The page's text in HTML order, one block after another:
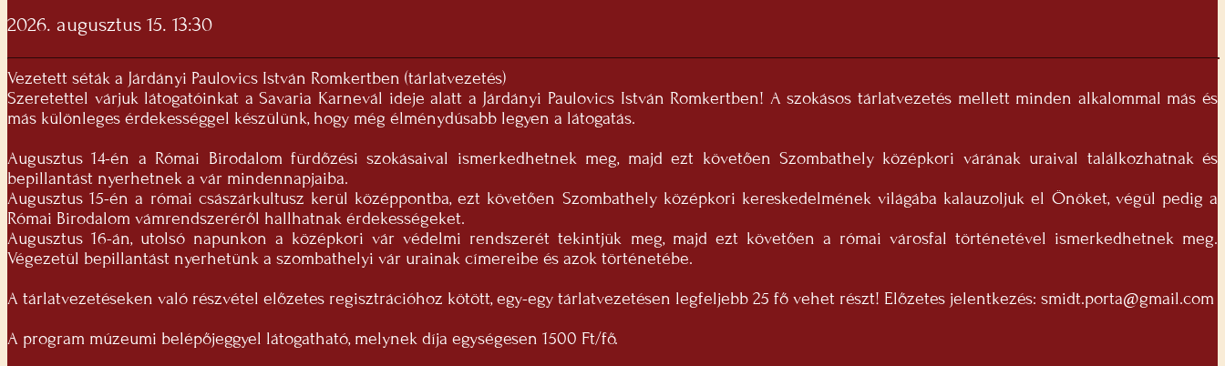
2026. augusztus 15. 13:30
Vezetett séták a Járdányi Paulovics István Romkertben (tárlatvezetés)
Szeretettel várjuk látogatóinkat a Savaria Karnevál ideje alatt a Járdányi Paulovics István Romkertben! A szokásos tárlatvezetés mellett minden alkalommal más és
más különleges érdekességgel készülünk, hogy még élménydúsabb legyen a látogatás.
Augusztus 14-én a Római Birodalom fürdőzési szokásaival ismerkedhetnek meg, majd ezt követően Szombathely középkori várának uraival találkozhatnak és
bepillantást nyerhetnek a vár mindennapjaiba.
Augusztus 15-én a római császárkultusz kerül középpontba, ezt követően Szombathely középkori kereskedelmének világába kalauzoljuk el Önöket, végül pedig a
Római Birodalom vámrendszeréről hallhatnak érdekességeket.
Augusztus 16-án, utolsó napunkon a középkori vár védelmi rendszerét tekintjük meg, majd ezt követően a római városfal történetével ismerkedhetnek meg.
Végezetül bepillantást nyerhetünk a szombathelyi vár urainak címereibe és azok történetébe.
A tárlatvezetéseken való részvétel előzetes regisztrációhoz kötött, egy-egy tárlatvezetésen legfeljebb 25 fő vehet részt! Előzetes jelentkezés: smidt.porta@gmail.com
A program múzeumi belépőjeggyel látogatható, melynek díja egységesen 1500 Ft/fő.